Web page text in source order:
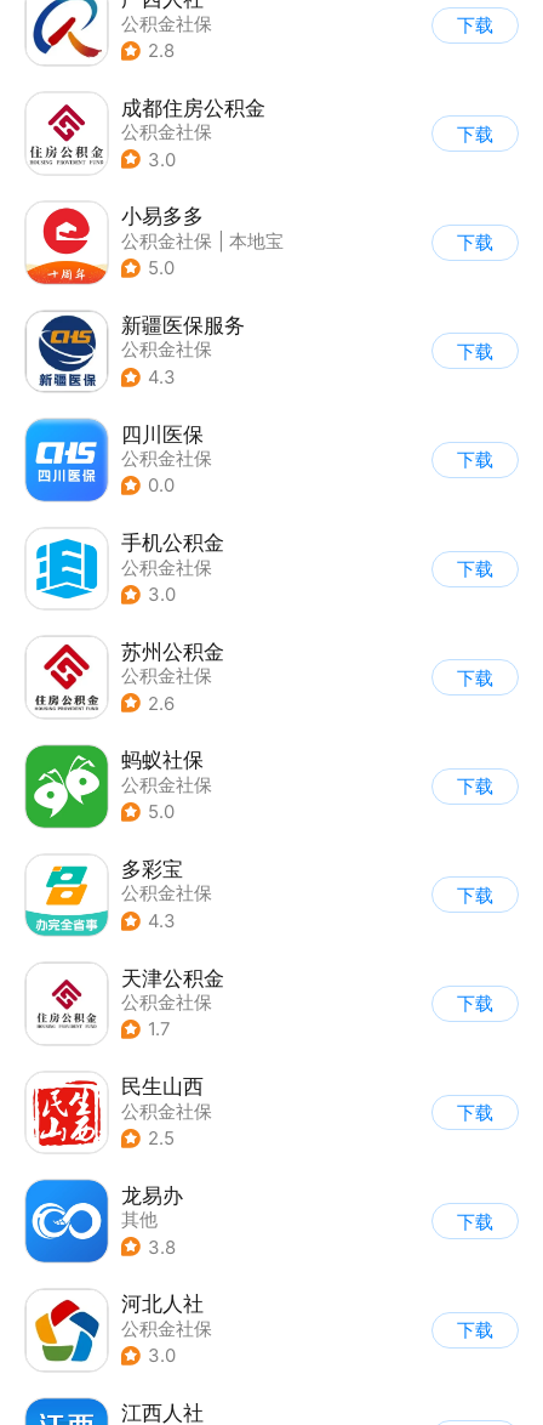
公积金社保
2.8
下载
成都住房公积金
公积金社保
3.0
下载
小易多多
公积金社保
本地宝
5.0
下载
新疆医保服务
公积金社保
4.3
下载
四川医保
公积金社保
0.0
下载
手机公积金
公积金社保
3.0
下载
苏州公积金
公积金社保
2.6
下载
蚂蚁社保
公积金社保
5.0
下载
多彩宝
公积金社保
4.3
下载
天津公积金
公积金社保
1.7
下载
民生山西
公积金社保
2.5
下载
龙易办
其他
3.8
下载
河北人社
公积金社保
3.0
下载
江西人社